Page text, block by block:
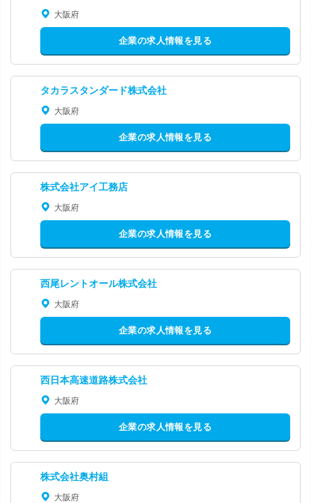
大阪府
企業の求人情報を見る
タカラスタンダード株式会社
大阪府
企業の求人情報を見る
株式会社アイ工務店
大阪府
企業の求人情報を見る
西尾レントオール株式会社
大阪府
企業の求人情報を見る
西日本高速道路株式会社
大阪府
企業の求人情報を見る
株式会社奥村組
大阪府